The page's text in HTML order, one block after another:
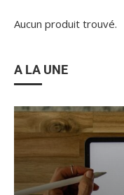
Aucun produit trouvé.
A LA UNE